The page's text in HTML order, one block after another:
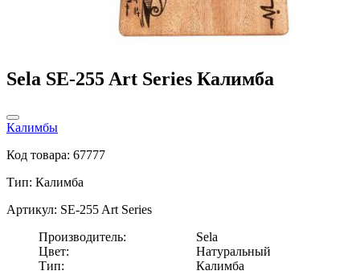
Sela SE-255 Art Series Калимба
Калимбы
Код товара: 67777
Тип: Калимба
Артикул: SE-255 Art Series
Производитель:
Sela
Цвет:
Натуральный
Тип:
Калимба